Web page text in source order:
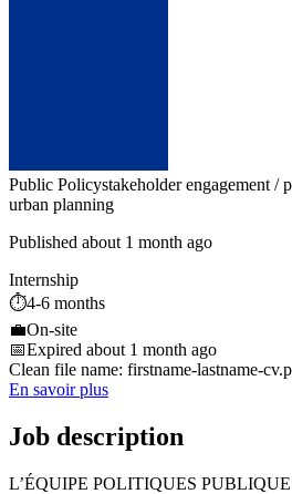
Public Policystakeholder engagement /
urban planning
Published about 1 month ago
Internship
⏱️4-6 months
💼On-site
📅Expired about 1 month ago
Clean file name: firstname-lastname-
En savoir plus
Job description
L’ÉQUIPE POLITIQUES